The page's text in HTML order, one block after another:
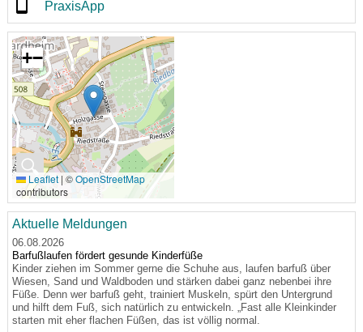
PraxisApp
🔍
+−
Leaflet | ©OpenStreetMap
contributors
Aktuelle Meldungen
06.08.2026
Barfußlaufen fördert gesunde Kinderfüße
Kinder ziehen im Sommer gerne die Schuhe aus, laufen barfuß über
Wiesen, Sand und Waldboden und stärken dabei ganz nebenbei ihre
Füße. Denn wer barfuß geht, trainiert Muskeln, spürt den Untergrund
und hilft dem Fuß, sich natürlich zu entwickeln. „Fast alle Kleinkinder
starten mit eher flachen Füßen, das ist völlig normal.